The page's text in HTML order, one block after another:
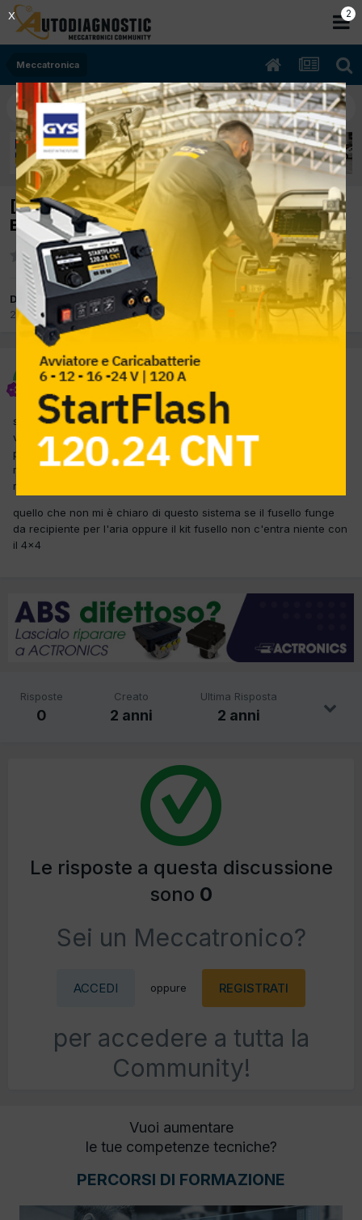
Meccatronica
[suzuki jimny 04/2003 1.3cc m13a 62Kw
Benzina] non inserisce il 4x4
Da giuseppe2016
25 Aprile 2024inMeccatronica
giuseppe2016
25 Aprile 2024
salve a tutti, questo jimny non inserice il 4x4 lampeggia la spia
verde sul quadro, dopo tutti i controlli effettuati sul sistema, il
problema è nei cricchetti non hanno la tenuta della depressione
mi chiedevo se sostituendo il kit fusello che vendono in molti si
risolve oppure è necessario sostituire i cricchetti?
quello che non mi è chiaro di questo sistema se il fusello funge
da recipiente per l'aria oppure il kit fusello non c'entra niente con
il 4x4
Risposte
0
Creato
2 anni
Ultima Risposta
2 anni
Le risposte a questa discussione
sono 0
Sei un Meccatronico?
ACCEDI oppure REGISTRATI
per accedere a tutta la
Community!
Vuoi aumentare
le tue competenze tecniche?
PERCORSI DI FORMAZIONE
2
X